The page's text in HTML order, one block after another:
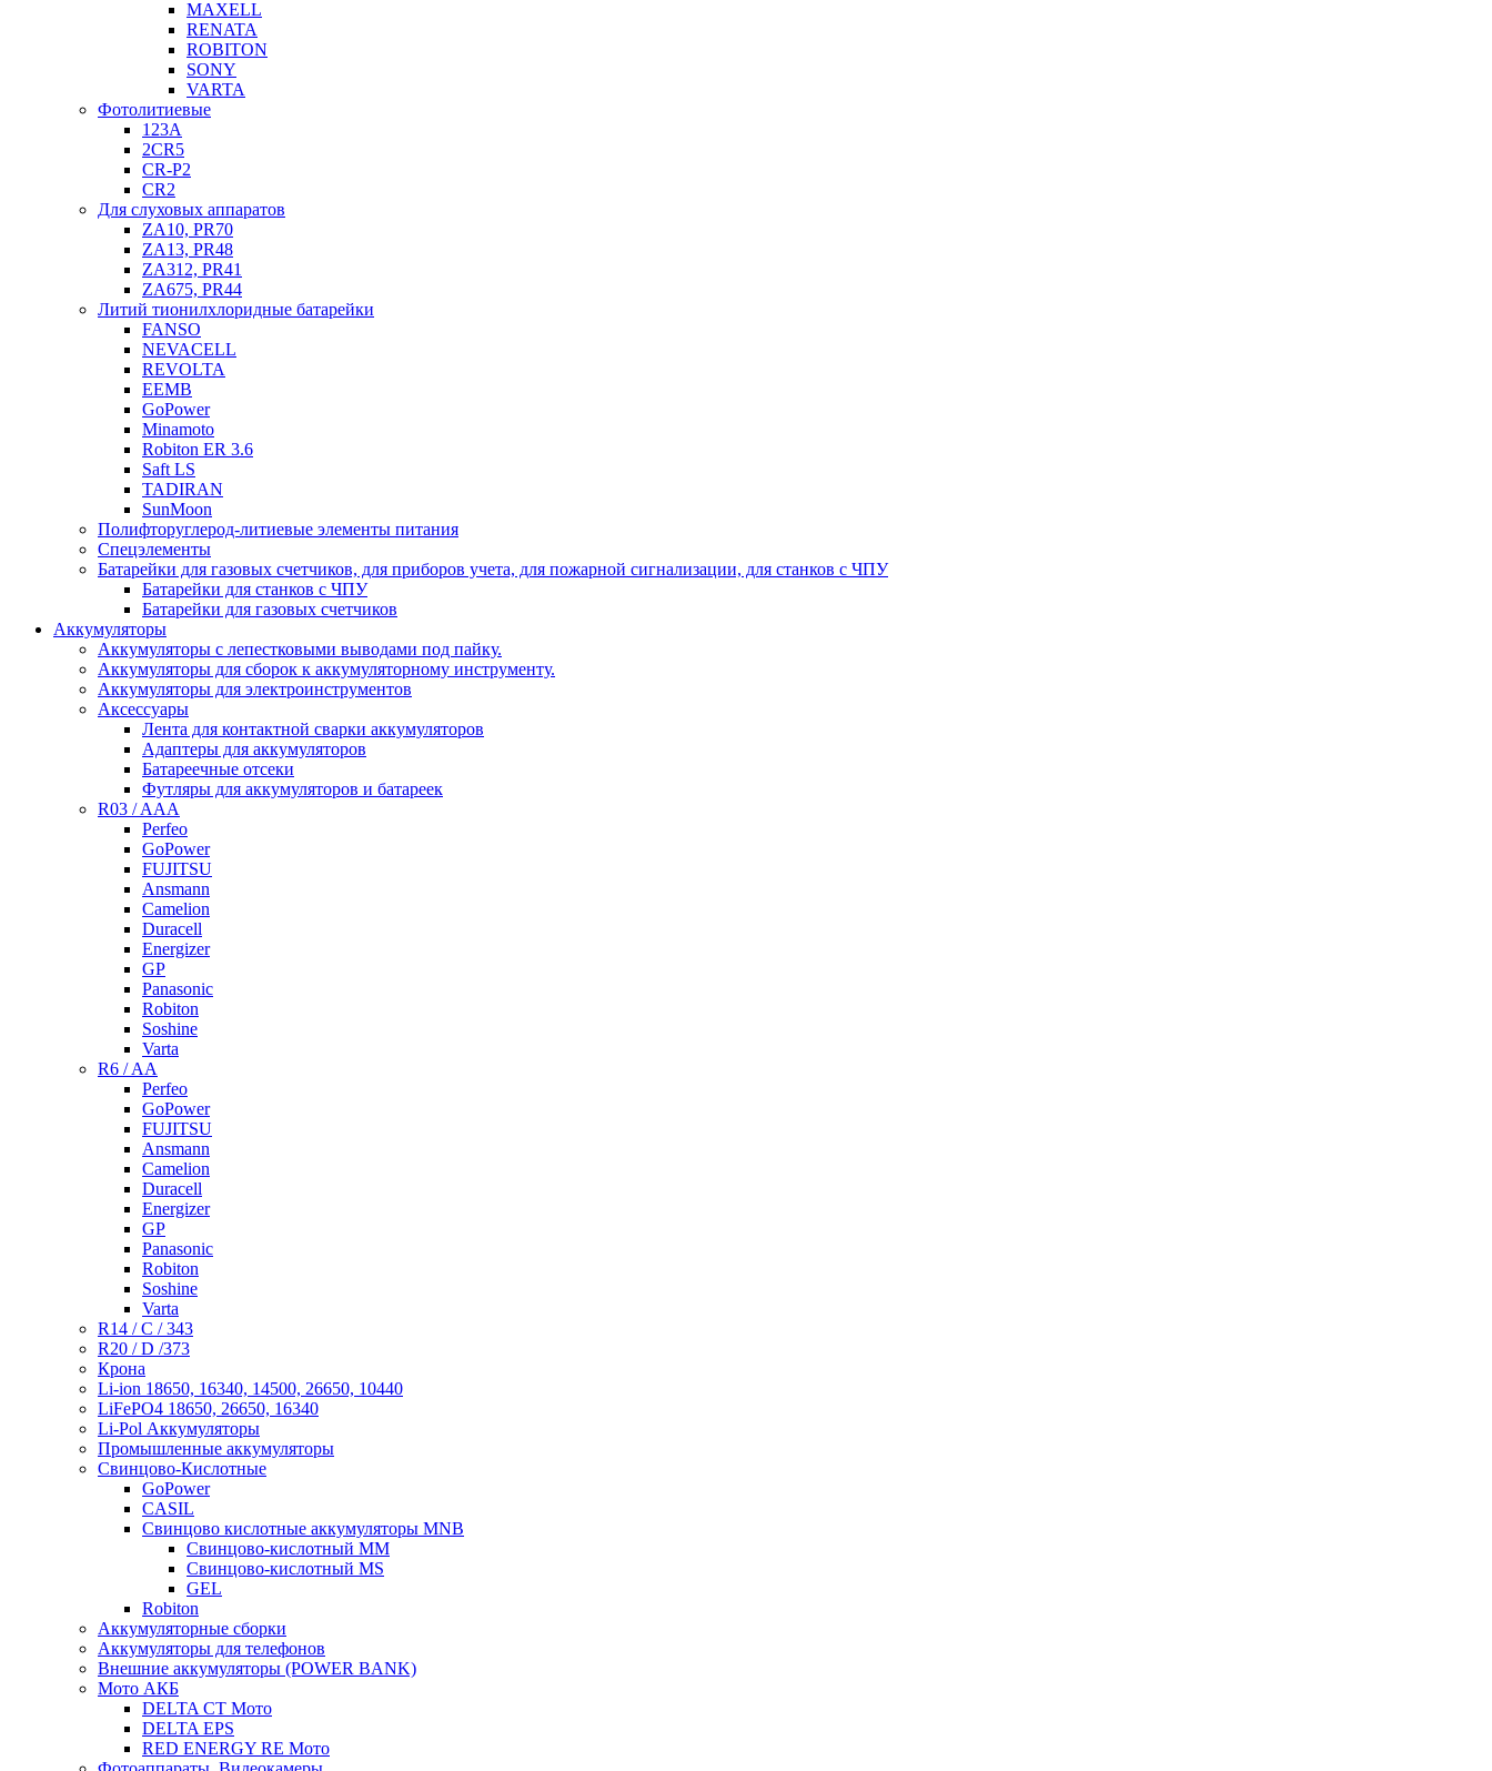
MAXELL
RENATA
ROBITON
SONY
VARTA
Фотолитиевые
123A
2CR5
CR-P2
CR2
Для слуховых аппаратов
ZA10, PR70
ZA13, PR48
ZA312, PR41
ZA675, PR44
Литий тионилхлоридные батарейки
FANSO
NEVACELL
REVOLTA
EEMB
GoPower
Minamoto
Robiton ER 3.6
Saft LS
TADIRAN
SunMoon
Полифторуглерод-литиевые элементы питания
Спецэлементы
Батарейки для газовых счетчиков, для приборов учета, для пожарной сигнализации, для станков с ЧПУ
Батарейки для станков с ЧПУ
Батарейки для газовых счетчиков
Аккумуляторы
Аккумуляторы с лепестковыми выводами под пайку.
Аккумуляторы для сборок к аккумуляторному инструменту.
Аккумуляторы для электроинструментов
Аксессуары
Лента для контактной сварки аккумуляторов
Адаптеры для аккумуляторов
Батареечные отсеки
Футляры для аккумуляторов и батареек
R03 / AAA
Perfeo
GoPower
FUJITSU
Ansmann
Camelion
Duracell
Energizer
GP
Panasonic
Robiton
Soshine
Varta
R6 / AA
Perfeo
GoPower
FUJITSU
Ansmann
Camelion
Duracell
Energizer
GP
Panasonic
Robiton
Soshine
Varta
R14 / C / 343
R20 / D /373
Крона
Li-ion 18650, 16340, 14500, 26650, 10440
LiFePO4 18650, 26650, 16340
Li-Pol Аккумуляторы
Промышленные аккумуляторы
Свинцово-Кислотные
GoPower
CASIL
Свинцово кислотные аккумуляторы MNB
Cвинцово-кислотный MM
Cвинцово-кислотный MS
GEL
Robiton
Аккумуляторные сборки
Аккумуляторы для телефонов
Внешние аккумуляторы (POWER BANK)
Мото АКБ
DELTA CT Мото
DELTA EPS
RED ENERGY RE Мото